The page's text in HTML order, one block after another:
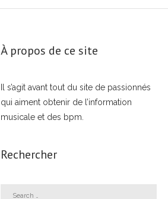
À propos de ce site
Il s’agit avant tout du site de passionnés
qui aiment obtenir de l’information
musicale et des bpm.
Rechercher